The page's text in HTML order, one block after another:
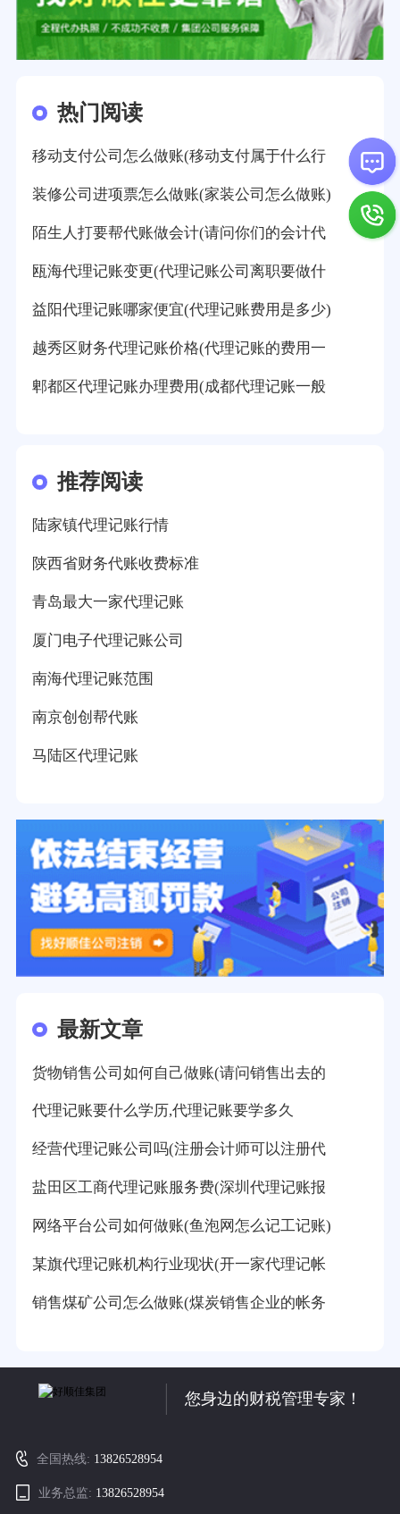
热门阅读
移动支付公司怎么做账(移动支付属于什么行
装修公司进项票怎么做账(家装公司怎么做账)
陌生人打要帮代账做会计(请问你们的会计代
瓯海代理记账变更(代理记账公司离职要做什
益阳代理记账哪家便宜(代理记账费用是多少)
越秀区财务代理记账价格(代理记账的费用一
郫都区代理记账办理费用(成都代理记账一般
推荐阅读
陆家镇代理记账行情
陕西省财务代账收费标准
青岛最大一家代理记账
厦门电子代理记账公司
南海代理记账范围
南京创创帮代账
马陆区代理记账
最新文章
货物销售公司如何自己做账(请问销售出去的
代理记账要什么学历,代理记账要学多久
经营代理记账公司吗(注册会计师可以注册代
盐田区工商代理记账服务费(深圳代理记账报
网络平台公司如何做账(鱼泡网怎么记工记账)
某旗代理记账机构行业现状(开一家代理记帐
销售煤矿公司怎么做账(煤炭销售企业的帐务
您身边的财税管理专家！
全国热线: 13826528954
业务总监: 13826528954